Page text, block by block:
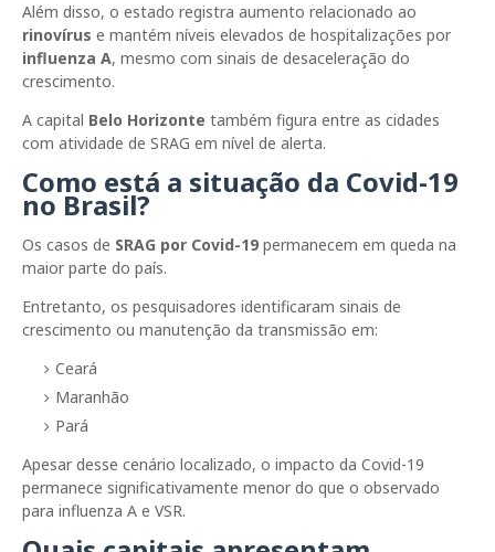
Além disso, o estado registra aumento relacionado ao
rinovírus e mantém níveis elevados de hospitalizações por
influenza A, mesmo com sinais de desaceleração do
crescimento.
A capital Belo Horizonte também figura entre as cidades
com atividade de SRAG em nível de alerta.
Como está a situação da Covid-19
no Brasil?
Os casos de SRAG por Covid-19 permanecem em queda na
maior parte do país.
Entretanto, os pesquisadores identificaram sinais de
crescimento ou manutenção da transmissão em:
Ceará
Maranhão
Pará
Apesar desse cenário localizado, o impacto da Covid-19
permanece significativamente menor do que o observado
para influenza A e VSR.